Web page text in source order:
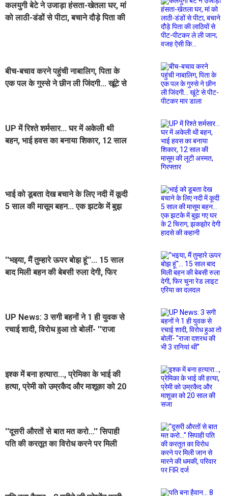
कलयुगी बेटे ने उजाड़ा हंसता-खेतला घर, मां
को लाठी-डंडों से पीटा, बचाने दौड़े पिता की
बीच-बचाव करने पहुंची नाबालिग, पिता के
एक पल के गुस्से ने छीन ली जिंदगी... खूंटे से
UP में रिश्ते शर्मसार... घर में अकेली थी
बहन, भाई हवस का बनाया शिकार, 12 साल
भाई को डूबता देख बचाने के लिए नदी में कूदी
5 साल की मासूम बहन... एक झटके में बुझ
''भइया, मैं तुम्हारे ऊपर बोझ हूं''... 15 साल
बाद मिली बहन की बेबसी रुला देगी, फिर
UP News: 3 सगी बहनों ने 1 ही युवक से
रचाई शादी, विरोध हुआ तो बोलीं- ''राजा
इश्क में बना हत्यारा..., प्रेमिका के भाई की
हत्या, प्रेमी को उम्रकैद और माशूका को 20
''दूसरी औरतों से बात मत करो...'' सिपाही
पति की करतूत का विरोध करने पर मिली